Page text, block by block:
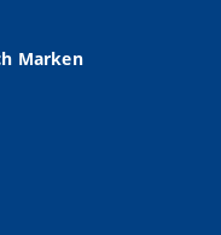
Marken